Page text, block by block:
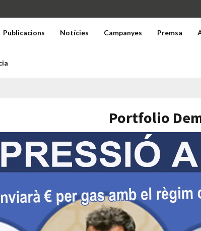
Publicacions Notícies Campanyes Premsa
Portfolio